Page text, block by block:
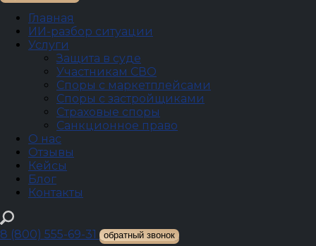
Главная
ИИ-разбор ситуации
Услуги
Защита в суде
Участникам СВО
Споры с маркетплейсами
Споры с застройщиками
Страховые споры
Санкционное право
О нас
Отзывы
Кейсы
Блог
Контакты
8 (800) 555-69-31 обратный звонок
Главная
Другое